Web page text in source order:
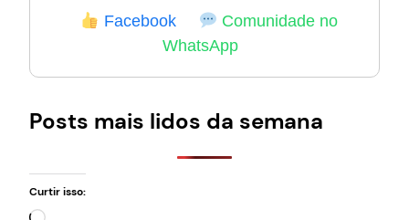
Facebook
Comunidade no
WhatsApp
Posts mais lidos da semana
Curtir isso: